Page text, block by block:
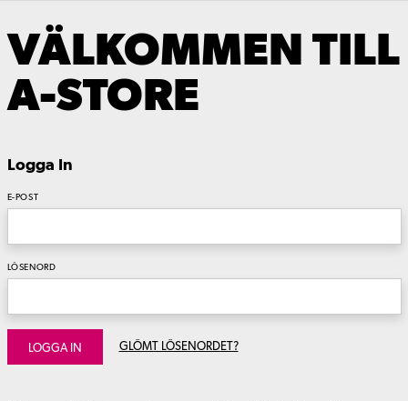
VÄLKOMMEN TILL
A-STORE
Logga In
E-POST
LÖSENORD
LOGGA IN GLÖMT LÖSENORDET?